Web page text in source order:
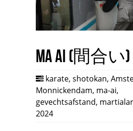
Ma ai (間合い)
karate, shotokan,
Monnickendam, ma-ai,
gevechtsafstand,
2024